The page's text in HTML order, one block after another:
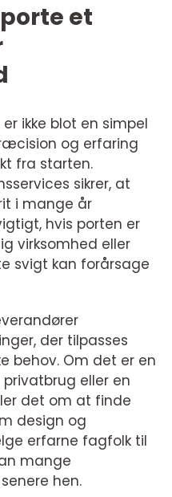
et
ikke blot en simpel
og erfaring
fra starten.
sikrer, at
i mange år
hvis porten er
virksomhed eller
svigt kan forårsage
der tilpasses
behov. Om det er en
eller en
det om at finde
design og
erfarne fagfolk til
mange
hen.